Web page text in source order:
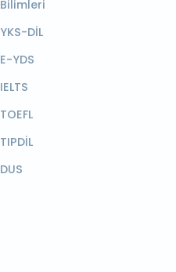
Bilimleri
YKS-DİL
E-YDS
IELTS
TOEFL
TIPDİL
DUS